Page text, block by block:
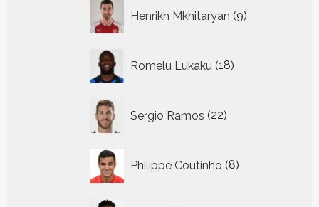
Henrikh Mkhitaryan 9
producten
Romelu Lukaku 18
producten
Sergio Ramos 22
producten
Philippe Coutinho 8
producten